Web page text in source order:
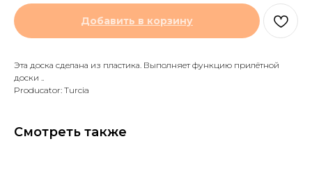
Добавить в корзину
Эта доска сделана из пластика. Выполняет функцию прилётной
доски ..
Producator: Turcia
Смотреть также